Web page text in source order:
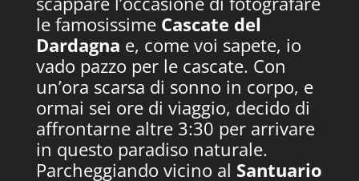
le famosissime Cascate del
Dardagna e, come voi sapete, io
vado pazzo per le cascate. Con
un’ora scarsa di sonno in corpo, e
ormai sei ore di viaggio, decido di
affrontarne altre 3:30 per arrivare
in questo paradiso naturale.
Parcheggiando vicino al Santuario